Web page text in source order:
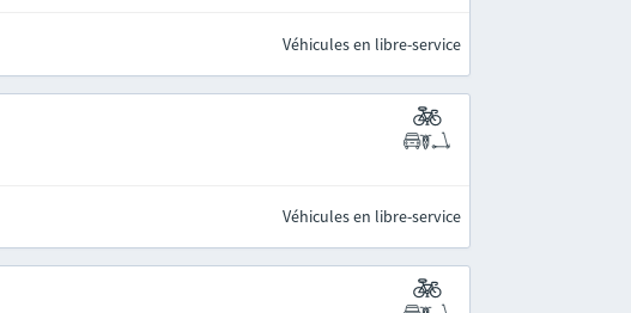
Véhicules en libre-service
Véhicules en libre-service